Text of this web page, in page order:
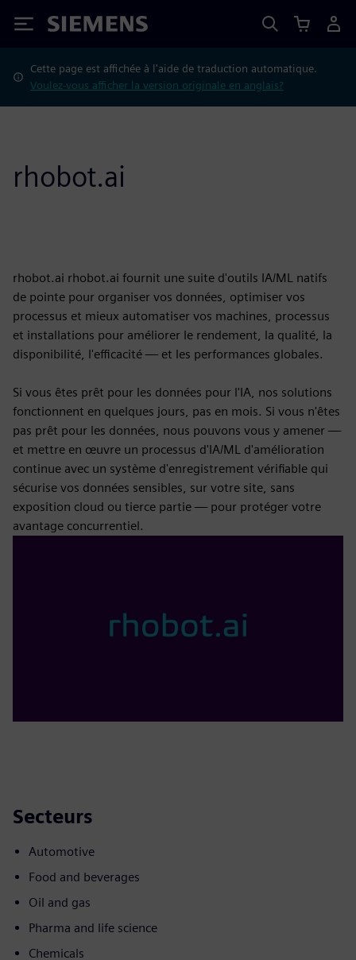
Siemens
Cette page est affichée à l'aide de traduction automatique.
Voulez-vous afficher la version originale en anglais?
rhobot.ai
rhobot.ai rhobot.ai fournit une suite d'outils IA/ML natifs
de pointe pour organiser vos données, optimiser vos
processus et mieux automatiser vos machines, processus
et installations pour améliorer le rendement, la qualité, la
disponibilité, l'efficacité — et les performances globales.
Si vous êtes prêt pour les données pour l'IA, nos solutions
fonctionnent en quelques jours, pas en mois. Si vous n'êtes
pas prêt pour les données, nous pouvons vous y amener —
et mettre en œuvre un processus d'IA/ML d'amélioration
continue avec un système d'enregistrement vérifiable qui
sécurise vos données sensibles, sur votre site, sans
exposition cloud ou tierce partie — pour protéger votre
avantage concurrentiel.
Secteurs
Automotive
Food and beverages
Oil and gas
Pharma and life science
Chemicals